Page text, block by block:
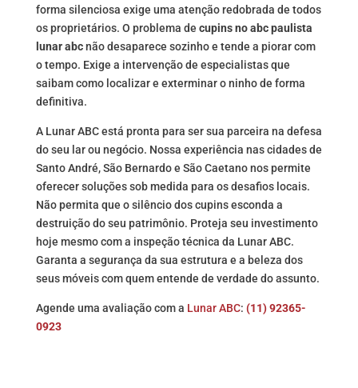
forma silenciosa exige uma atenção redobrada de todos
os proprietários. O problema de cupins no abc paulista
lunar abcnão desaparece sozinho e tende a piorar com
o tempo. Exige a intervenção de especialistas que
saibam como localizar e exterminar o ninho de forma
definitiva.
A Lunar ABC está pronta para ser sua parceira na defesa
do seu lar ou negócio. Nossa experiência nas cidades de
Santo André, São Bernardo e São Caetano nos permite
oferecer soluções sob medida para os desafios locais.
Não permita que o silêncio dos cupins esconda a
destruição do seu patrimônio. Proteja seu investimento
hoje mesmo com a inspeção técnica da Lunar ABC.
Garanta a segurança da sua estrutura e a beleza dos
seus móveis com quem entende de verdade do assunto.
Agende uma avaliação com a Lunar ABC: (11) 92365-
0923